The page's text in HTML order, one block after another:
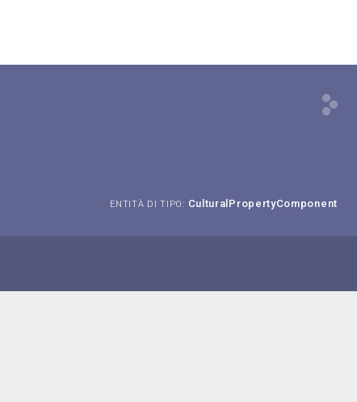
ENTITÀ DI TIPO: CulturalPropertyComponent